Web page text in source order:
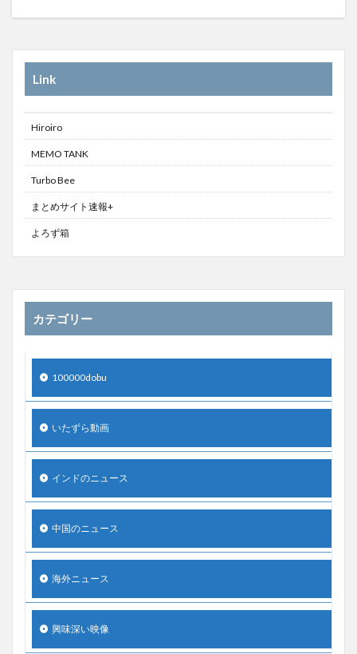
Link
Hiroiro
MEMO TANK
Turbo Bee
まとめサイト速報+
よろず箱
カテゴリー
100000dobu
いたずら動画
インドのニュース
中国のニュース
海外ニュース
興味深い映像